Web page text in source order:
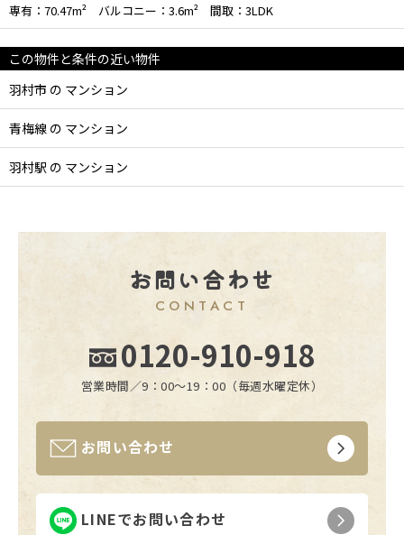
専有：70.47m² バルコニー：3.6m² 間取：3LDK
この物件と条件の近い物件
羽村市 の マンション
青梅線 の マンション
羽村駅 の マンション
お問い合わせ
CONTACT
0120-910-918
営業時間／9：00〜19：00（毎週水曜定休）
お問い合わせ
LINEでお問い合わせ